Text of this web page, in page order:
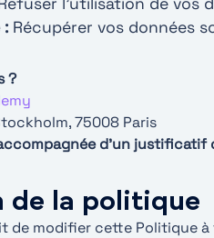
: Récupérer vos données
?
75008 Paris
d’un justificatif
de la politique
de modifier cette Politique